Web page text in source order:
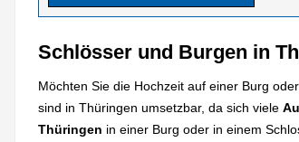
Schlösser und Burgen in
Möchten Sie die Hochzeit auf einer Burg
sind in Thüringen umsetzbar, da sich viele
Thüringen in einer Burg oder in einem